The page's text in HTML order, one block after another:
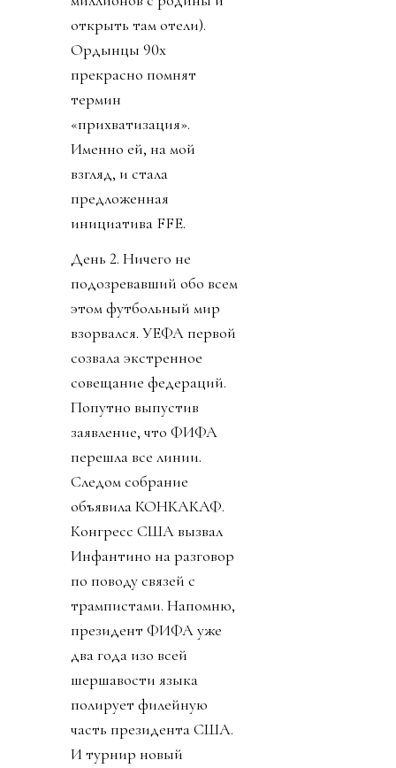
открыть там отели).
Ордынцы 90х
прекрасно помнят
термин
«прихватизация».
Именно ей, на мой
взгляд, и стала
предложенная
инициатива FFE.
День 2. Ничего не
подозревавший обо всем
этом футбольный мир
взорвался. УЕФА первой
созвала экстренное
совещание федераций.
Попутно выпустив
заявление, что ФИФА
перешла все линии.
Следом собрание
объявила КОНКАКАФ.
Конгресс США вызвал
Инфантино на разговор
по поводу связей с
трампистами. Напомню,
президент ФИФА уже
два года изо всей
шершавости языка
полирует филейную
часть президента США.
И турнир новый